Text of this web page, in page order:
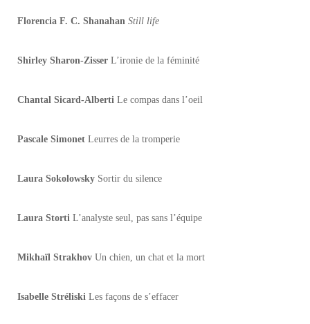
Florencia F. C. Shanahan Still life
Shirley Sharon-Zisser L’ironie de la féminité
Chantal Sicard-Alberti Le compas dans l’oeil
Pascale Simonet Leurres de la tromperie
Laura Sokolowsky Sortir du silence
Laura Storti L’analyste seul, pas sans l’équipe
Mikhaïl Strakhov Un chien, un chat et la mort
Isabelle Stréliski Les façons de s’effacer